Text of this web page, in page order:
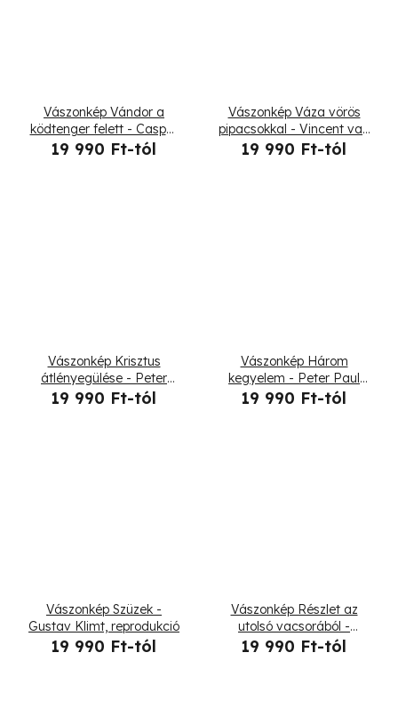
Vászonkép Vándor a
ködtenger felett - Caspar
David Friedrich,
19 990 Ft-tól
Vászonkép Váza vörös
pipacsokkal - Vincent van
Gogh, reprodukció
19 990 Ft-tól
Vászonkép Krisztus
átlényegülése - Peter
Paul Rubens, reprodukció
19 990 Ft-tól
Vászonkép Három
kegyelem - Peter Paul
Rubens reprodukció
19 990 Ft-tól
Vászonkép Szüzek -
Gustav Klimt, reprodukció
19 990 Ft-tól
Vászonkép Részlet az
utolsó vacsorából -
Leonardo da Vinci,
19 990 Ft-tól